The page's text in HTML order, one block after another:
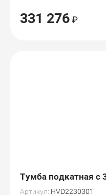
331 276
Тумба подкатная с
Артикул: HVD2230301